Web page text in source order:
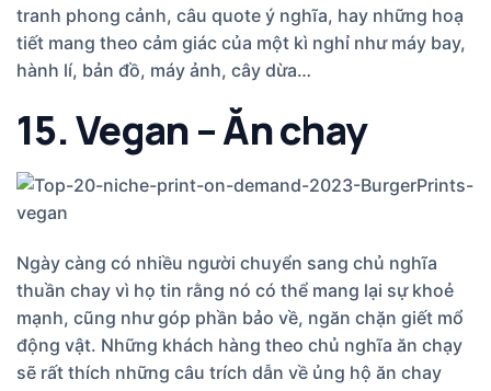
tranh phong cảnh, câu quote ý nghĩa, hay những hoạ
tiết mang theo cảm giác của một kì nghỉ như máy bay,
hành lí, bản đồ, máy ảnh, cây dừa…
15. Vegan – Ăn chay
Ngày càng có nhiều người chuyển sang chủ nghĩa
thuần chay vì họ tin rằng nó có thể mang lại sự khoẻ
mạnh, cũng như góp phần bảo về, ngăn chặn giết mổ
động vật. Những khách hàng theo chủ nghĩa ăn chạy
sẽ rất thích những câu trích dẫn về ủng hộ ăn chay